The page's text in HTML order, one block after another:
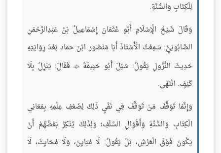
لِلْكِتَابِ وَالسُّنَّةِ.
وَقَالَ شَيْخُ الْإِسْلَامِ أَبُو عُثْمَانَ إِسْمَاعِيلُ بْنُ عَبْدِالرَّحْمَنِ
الصَّابُونِيُّ: سَمِعْتُ الْأُسْتَاذَ أَبَا مَنْصُور ابْنَ حماد بَعْدَ رِوَايَتِهِ
حَدِيثَ النُّزُولِ يَقُولُ: سُئِلَ أَبُو حَنِيفَةَ فَقَالَ: يَنْزِلُ بِلَا
كَيْفٍ. انْتَهَى.
وَإِنَّمَا تَوَقَّفَ مَنْ تَوَقَّفَ فِي نَفْيِ ذَلِكَ لِضَعْفِ عِلْمِهِ بِمَعَانِي
الْكِتَابِ وَالسُّنَّةِ وَأَقْوَالِ السَّلَفِ؛ وَلِذَلِكَ يُنْكِرُ بَعْضُهُمْ أَنْ
يَكُونَ فَوْقَ الْعَرْشِ، بَلْ يَقُولُ: لَا مُبَايِنَ، وَلَا مُحَايِثَ، لَا